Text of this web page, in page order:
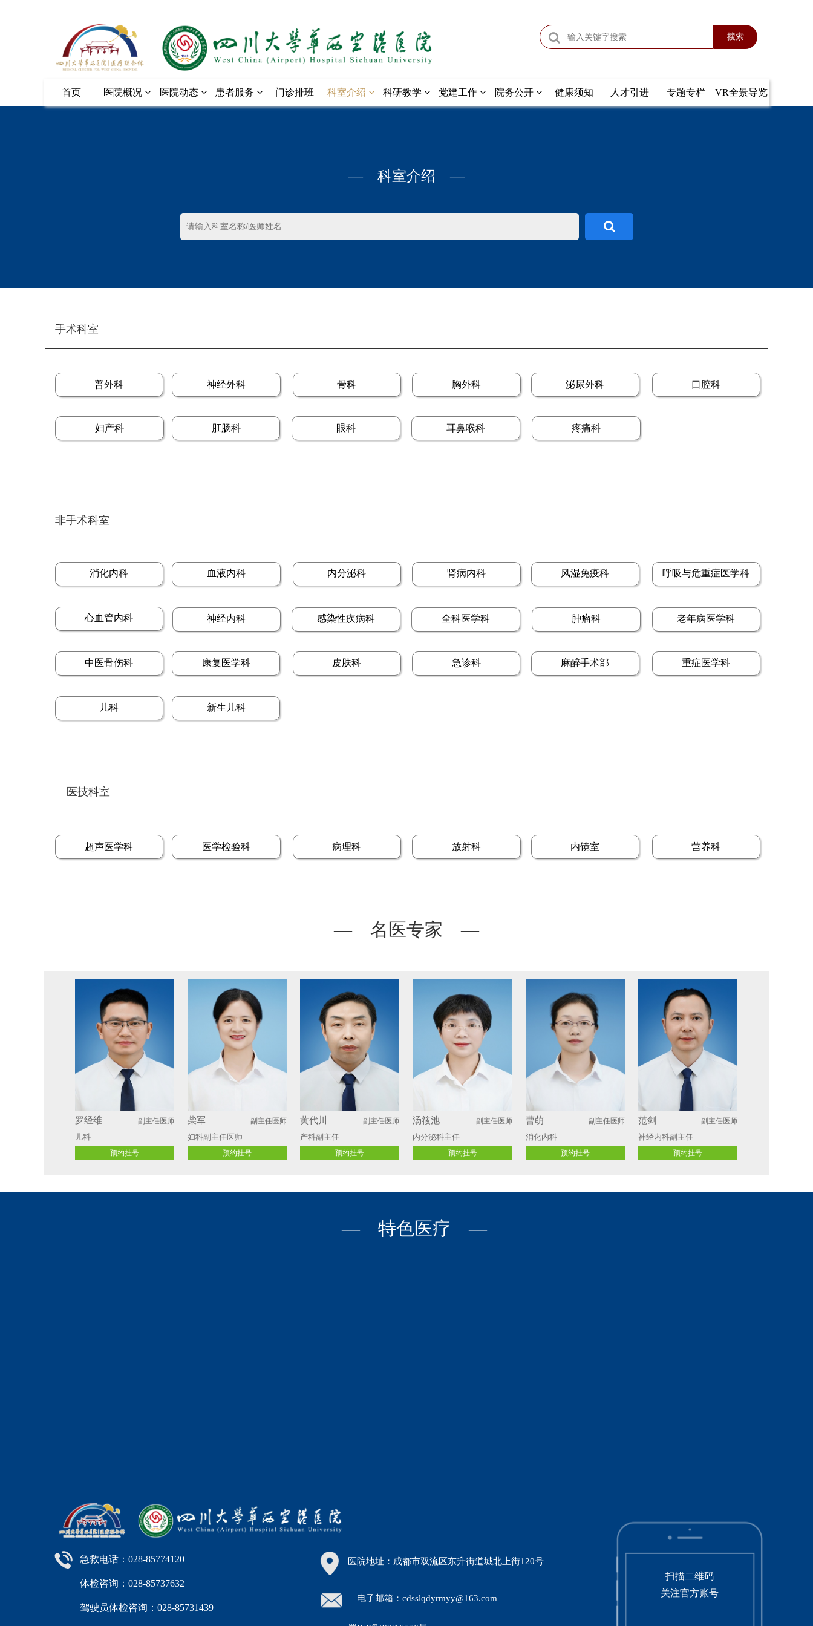
搜索
首页 医院概况 医院动态 患者服务 门诊排班 科室介绍 科研教学 党建工作 院务公开 健康须知 人才引进 专题专栏 VR全景导览
— 科室介绍 —
普外科 神经外科 骨科 胸外科 泌尿外科 口腔科
妇产科 肛肠科 眼科 耳鼻喉科 疼痛科
消化内科 血液内科 内分泌科 肾病内科 风湿免疫科 呼吸与危重症医学科
心血管内科 神经内科 感染性疾病科 全科医学科 肿瘤科 老年病医学科
中医骨伤科 康复医学科 皮肤科 急诊科 麻醉手术部 重症医学科
儿科 新生儿科
非手术科室
超声医学科 医学检验科 病理科 放射科 内镜室 营养科
医技科室
手术科室
— 名医专家 —
罗经维 副主任医师
儿科
预约挂号
柴军 副主任医师
妇科副主任医师
预约挂号
黄代川 副主任医师
产科副主任
预约挂号
汤筱池 副主任医师
内分泌科主任
预约挂号
曹萌 副主任医师
消化内科
预约挂号
范剑 副主任医师
神经内科副主任
预约挂号
— 特色医疗 —
医院地址：成都市双流区东升街道城北上街120号
电子邮箱：cdsslqdyrmyy@163.com
扫描二维码
关注官方账号
急救电话：028-85774120
体检咨询：028-85737632
驾驶员体检咨询：028-85731439